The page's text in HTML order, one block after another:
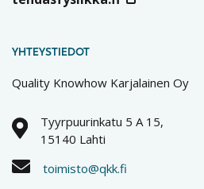
YHTEYSTIEDOT
Quality Knowhow Karjalainen Oy
Tyyrpuurinkatu 5 A 15,
15140 Lahti
toimisto@qkk.fi